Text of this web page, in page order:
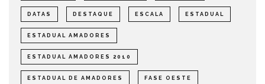
DATAS DESTAQUE ESCALA ESTADUAL
ESTADUAL AMADORES
ESTADUAL AMADORES 2010
ESTADUAL DE AMADORES FASE OESTE